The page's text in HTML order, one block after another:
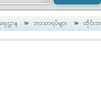
းဌာန ဘာသာရပ်များ ထိုင်းဘ